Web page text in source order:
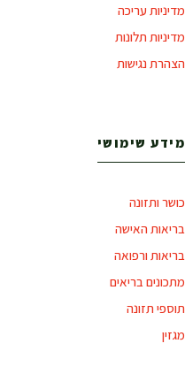
מדיניות עריכה
מדיניות תלונות
הצהרת נגישות
מידע שימושי
כושר ותזונה
בריאות האישה
בריאות ורפואה
מתכונים בריאים
תוספי תזונה
מגזין